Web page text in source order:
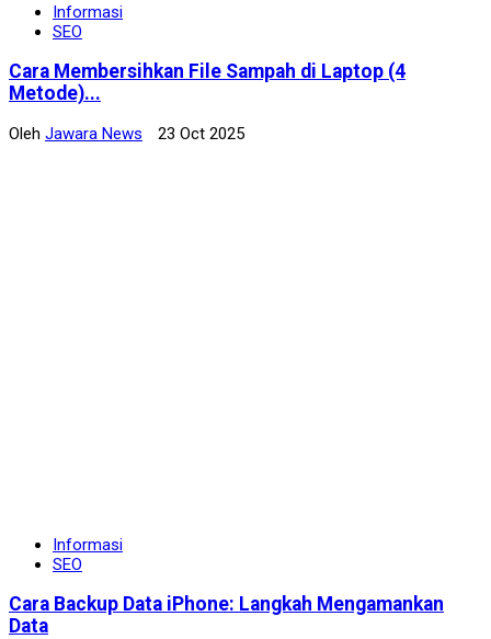
Informasi
SEO
Cara Membersihkan File Sampah di Laptop (4
Metode)...
Oleh Jawara News 23 Oct 2025
Informasi
SEO
Cara Backup Data iPhone: Langkah Mengamankan
Data